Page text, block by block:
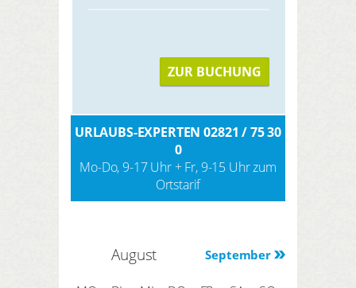
ZUR BUCHUNG
URLAUBS-EXPERTEN 02821 / 75 30
0
Mo-Do, 9-17 Uhr + Fr, 9-15 Uhr zum
Ortstarif
September
August